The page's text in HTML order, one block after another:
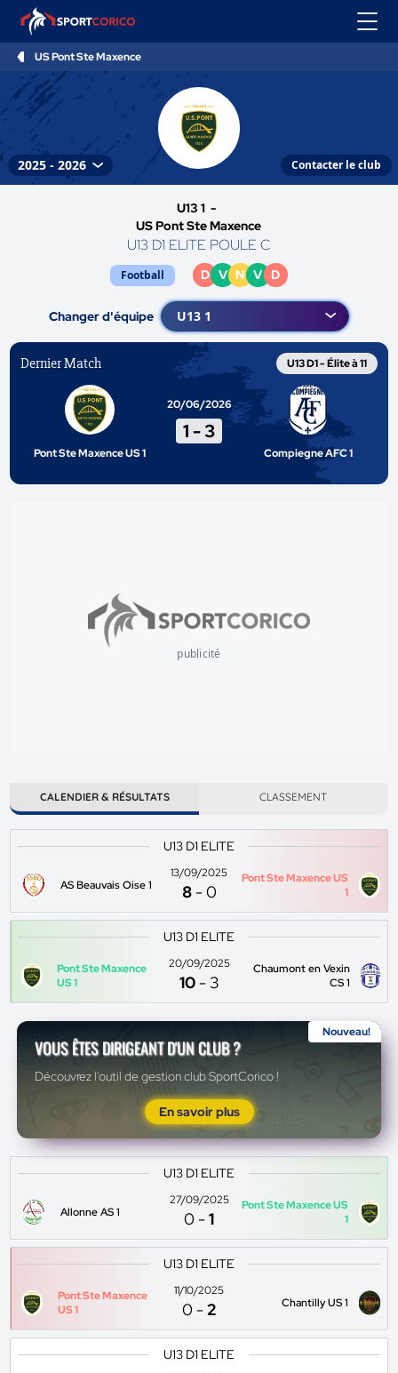
US Pont Ste Maxence
Contacter le club
U13 1 -
US Pont Ste Maxence
U13 D1 ELITE POULE C
Football D V N V D
Changer d'équipe
Dernier Match U13 D1 - Élite à 11
Pont Ste Maxence US 1
20/06/2026
1-3
Compiegne AFC 1
publicité
CALENDIER & RÉSULTATS CLASSEMENT
U13 D1 ELITE
AS Beauvais Oise 1
13/09/2025
8 -0
Pont Ste Maxence US
1
U13 D1 ELITE
Pont Ste Maxence
US 1
20/09/2025
10 - 3
Chaumont en Vexin
CS 1
Nouveau!
VOUS ÊTES DIRIGEANT D'UN CLUB ?
Découvrez l'outil de gestion club SportCorico !
En savoir plus
U13 D1 ELITE
Allonne AS 1
27/09/2025
0 -1
Pont Ste Maxence US
1
U13 D1 ELITE
Pont Ste Maxence
US 1
11/10/2025
0 -2 Chantilly US 1
U13 D1 ELITE